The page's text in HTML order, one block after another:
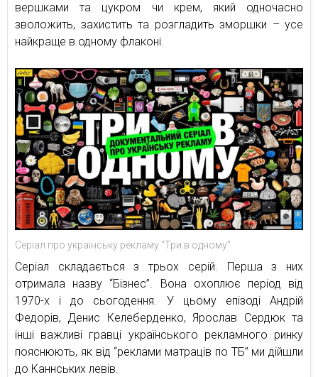
вершками та цукром чи крем, який одночасно
зволожить, захистить та розгладить зморшки – усе
найкраще в одному флаконі.
Серіал про українську рекламу “Три в одному”
Серіал складається з трьох серій. Перша з них
отримала назву “Бізнес”. Вона охоплює період від
1970-х і до сьогодення. У цьому епізоді Андрій
Федорів, Денис Келеберденко, Ярослав Сердюк та
інші важливі гравці українського рекламного ринку
пояснюють, як від “реклами матраців по ТБ” ми дійшли
до Каннських левів.